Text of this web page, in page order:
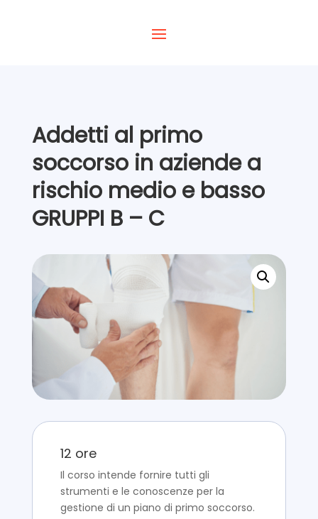
Addetti al primo
soccorso in aziende a
rischio medio e basso
GRUPPI B – C
12 ore
Il corso intende fornire tutti gli
strumenti e le conoscenze per la
gestione di un piano di primo soccorso.